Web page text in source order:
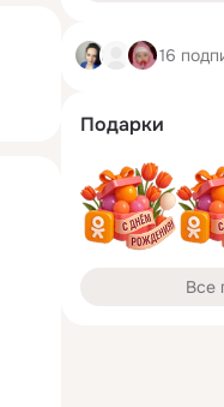
16
Подарки
Все